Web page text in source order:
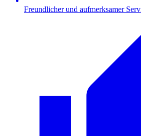
Freundlicher und aufmerksamer